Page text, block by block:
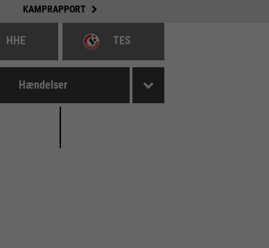
KAMPRAPPORT
HHE TES
Hændelser